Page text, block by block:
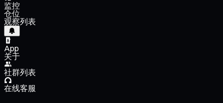
监控
仓位
观察列表
App
关于
社群列表
在线客服